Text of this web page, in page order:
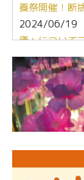
養祭開催！断
2024/06/19
儀」について
2024/03/06
ぶ！はじめて
瀬 ご参加あ
2024/01/19
告
2023/12/16